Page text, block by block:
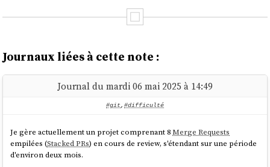
Journaux liées à cette note :
Journal du mardi 06 mai 2025 à 14:49
#git, #difficulté
Je gère actuellement un projet comprenant 8Merge Requests
empilées (Stacked PRs) en cours de review, s'étendant sur une période
d'environ deux mois.